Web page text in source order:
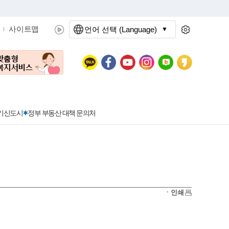
사이트맵
신도시 정부 부동산 대책 문의처
정보공개현황
정부24
문화관광
착한가격지정업소
ㆍ인쇄
언어 선택 (Language)